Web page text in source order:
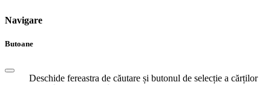
Navigare
Butoane
Deschide fereastra de căutare și butonul de selecție a cărților